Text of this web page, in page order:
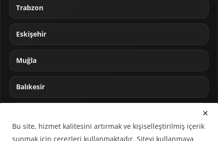
Trabzon
Eskişehir
Muğla
Balıkesir
Bu site, hizmet kalitesini artırmak ve kişiselleştirilmiş içerik
sunmak için çerezleri kullanmaktadır. Siteyi kullanmaya